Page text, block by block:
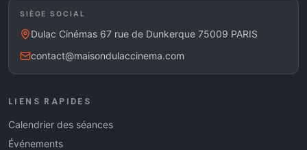
SIÈGE SOCIAL
Dulac Cinémas 67 rue de Dunkerque 75009 PARIS
contact@maisondulaccinema.com
LIENS RAPIDES
Calendrier des séances
Événements